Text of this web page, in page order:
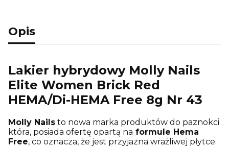
Opis
Lakier hybrydowy Molly Nails
Elite Women Brick Red
HEMA/Di-HEMA Free 8g Nr 43
Molly Nails to nowa marka produktów do paznokci
która, posiada ofertę opartą na formule Hema
Free, co oznacza, że jest przyjazna wrażliwej płytce.